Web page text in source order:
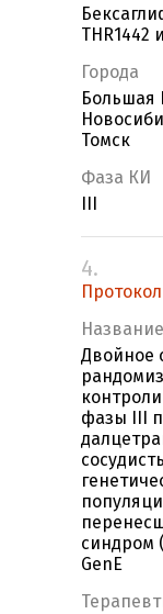
THR1442
Города
Большая
Томск
Фаза КИ
4.
Двойное
фазы III
синдром
GenE